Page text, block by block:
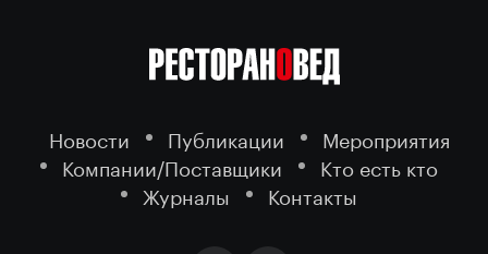
Новости Публикации
Мероприятия
Компании/Поставщики
Кто есть кто
Журналы
Контакты